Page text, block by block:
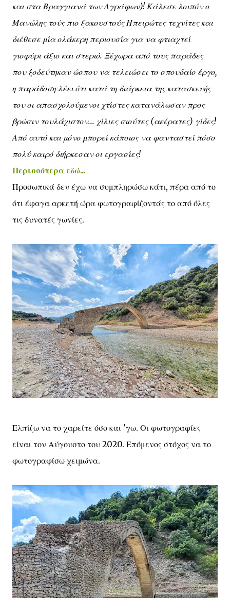
και στα Βραγγιανά των Αγράφων)! Κάλεσε λοιπόν ο
Μανώλης τούς πιο ξακουστούς Ηπειρώτες τεχνίτες και
διέθεσε μία ολάκερη περιουσία για να φτιαχτεί
γιοφύρι άξιο και στεριό. Ξέχωρα από τους παράδες
που ξοδεύτηκαν ώσπου να τελειώσει το σπουδαίο έργο,
η παράδοση λέει ότι κατά τη διάρκεια της κατασκευής
του οι απασχολούμενοι χτίστες κατανάλωσαν προς
βρώσιν τουλάχιστον... χίλιες σιούτες (ακέρατες) γίδες!
Από αυτό και μόνο μπορεί κάποιος να φανταστεί πόσο
πολύ καιρό διήρκεσαν οι εργασίες!
Περισσότερα εδώ...
Προσωπικά δεν έχω να συμπληρώσω κάτι, πέρα από το
ότι έφαγα αρκετή ώρα φωτογραφίζοντάς το από όλες
τις δυνατές γωνίες.
Ελπίζω να το χαρείτε όσο και 'γω. Οι φωτογραφίες
είναι τον Αύγουστο του 2020. Επόμενος στόχος να το
φωτογραφίσω χειμώνα.